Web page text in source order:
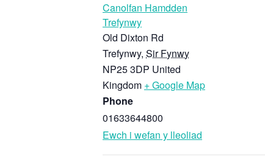
Canolfan Hamdden
Trefynwy
Old Dixton Rd
Trefynwy, Sir Fynwy
NP25 3DP United
Kingdom + Google Map
Phone
01633644800
Ewch i wefan y lleoliad